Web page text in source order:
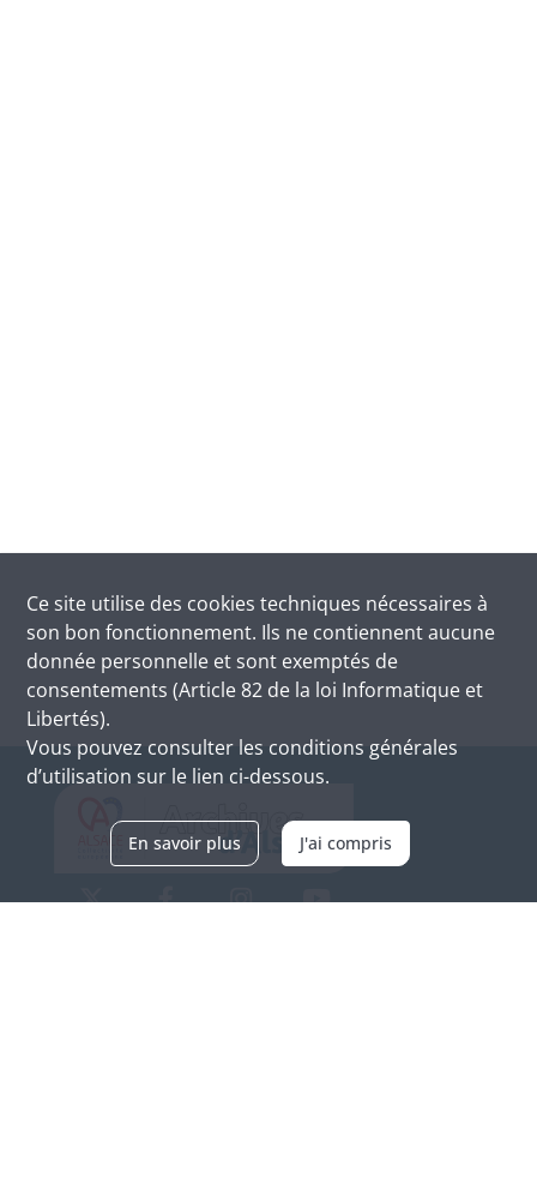
Ce site utilise des cookies techniques nécessaires à
son bon fonctionnement. Ils ne contiennent aucune
donnée personnelle et sont exemptés de
consentements (Article 82 de la loi Informatique et
Libertés).
Vous pouvez consulter les conditions générales
d’utilisation sur le lien ci-dessous.
En savoir plus J'ai compris